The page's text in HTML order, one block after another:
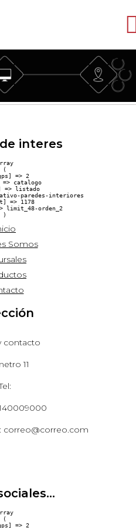
interes
(
=> 2
=> catalogo
=> listado
paredes-interiores
=> 1178
limit_48-orden_2
Somos
contacto
11
correo@correo.com
(
=> 2